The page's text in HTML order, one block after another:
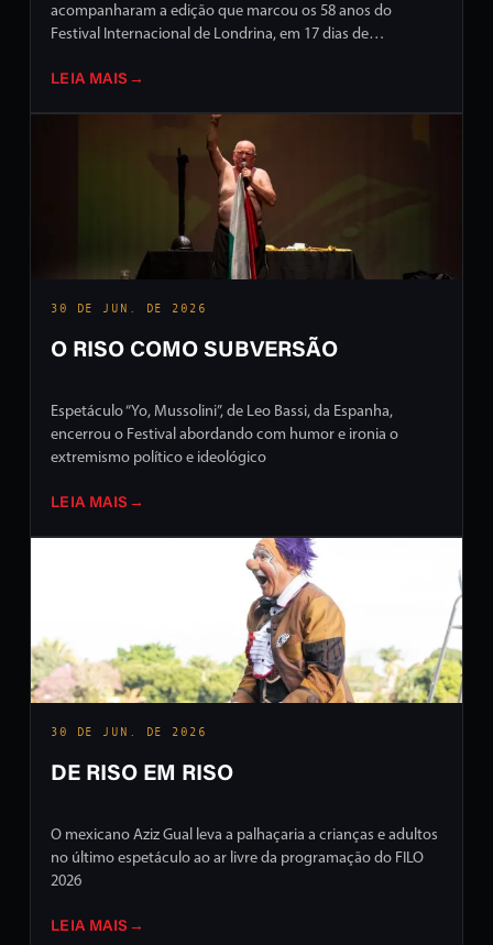
acompanharam a edição que marcou os 58 anos do
Festival Internacional de Londrina, em 17 dias de
LEIA MAIS →
30 DE JUN. DE 2026
O RISO COMO SUBVERSÃO
Espetáculo “Yo, Mussolini”, de Leo Bassi, da Espanha,
encerrou o Festival abordando com humor e ironia o
extremismo político e ideológico
LEIA MAIS →
30 DE JUN. DE 2026
DE RISO EM RISO
O mexicano Aziz Gual leva a palhaçaria a crianças e adultos
no último espetáculo ao ar livre da programação do FILO
2026
LEIA MAIS →